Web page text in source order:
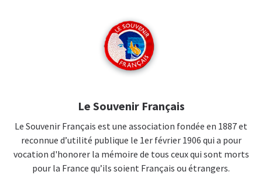
Le Souvenir Français
Le Souvenir Français est une association fondée en 1887 et
reconnue d’utilité publique le 1er février 1906 qui a pour
vocation d'honorer la mémoire de tous ceux qui sont morts
pour la France qu’ils soient Français ou étrangers.